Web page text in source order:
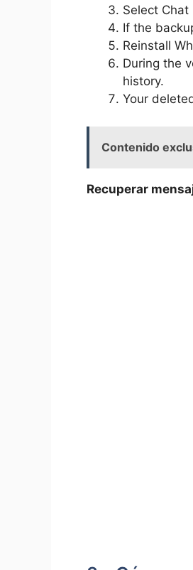
Select
If the
Reinstall
During the
history.
Your
Contenido
Recuperar